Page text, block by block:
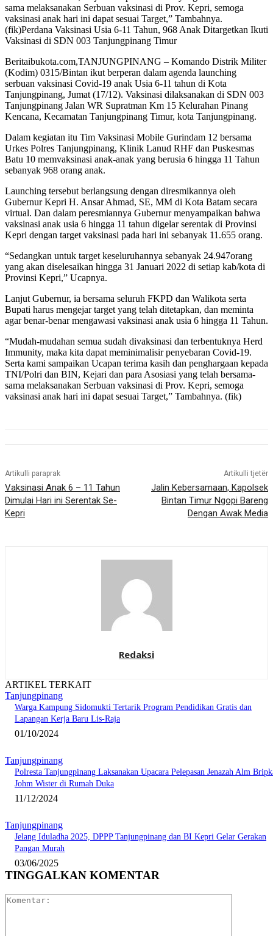
sama melaksanakan Serbuan vaksinasi di Prov. Kepri, semoga
vaksinasi anak hari ini dapat sesuai Target,” Tambahnya.
(fik)Perdana Vaksinasi Usia 6-11 Tahun, 968 Anak Ditargetkan Ikuti
Vaksinasi di SDN 003 Tanjungpinang Timur
Beritaibukota.com,TANJUNGPINANG – Komando Distrik Militer
(Kodim) 0315/Bintan ikut berperan dalam agenda launching
serbuan vaksinasi Covid-19 anak Usia 6-11 tahun di Kota
Tanjungpinang, Jumat (17/12). Vaksinasi dilaksanakan di SDN 003
Tanjungpinang Jalan WR Supratman Km 15 Kelurahan Pinang
Kencana, Kecamatan Tanjungpinang Timur, kota Tanjungpinang.
Dalam kegiatan itu Tim Vaksinasi Mobile Gurindam 12 bersama
Urkes Polres Tanjungpinang, Klinik Lanud RHF dan Puskesmas
Batu 10 memvaksinasi anak-anak yang berusia 6 hingga 11 Tahun
sebanyak 968 orang anak.
Launching tersebut berlangsung dengan diresmikannya oleh
Gubernur Kepri H. Ansar Ahmad, SE, MM di Kota Batam secara
virtual. Dan dalam peresmiannya Gubernur menyampaikan bahwa
vaksinasi anak usia 6 hingga 11 tahun digelar serentak di Provinsi
Kepri dengan target vaksinasi pada hari ini sebanyak 11.655 orang.
“Sedangkan untuk target keseluruhannya sebanyak 24.947orang
yang akan diselesaikan hingga 31 Januari 2022 di setiap kab/kota di
Provinsi Kepri,” Ucapnya.
Lanjut Gubernur, ia bersama seluruh FKPD dan Walikota serta
Bupati harus mengejar target yang telah ditetapkan, dan meminta
agar benar-benar mengawasi vaksinasi anak usia 6 hingga 11 Tahun.
“Mudah-mudahan semua sudah divaksinasi dan terbentuknya Herd
Immunity, maka kita dapat meminimalisir penyebaran Covid-19.
Serta kami sampaikan Ucapan terima kasih dan penghargaan kepada
TNI/Polri dan BIN, Kejari dan para Asosiasi yang telah bersama-
sama melaksanakan Serbuan vaksinasi di Prov. Kepri, semoga
vaksinasi anak hari ini dapat sesuai Target,” Tambahnya. (fik)
Artikulli paraprak
Vaksinasi Anak 6 – 11 Tahun
Dimulai Hari ini Serentak Se-
Kepri
Artikulli tjetër
Jalin Kebersamaan, Kapolsek
Bintan Timur Ngopi Bareng
Dengan Awak Media
Redaksi
ARTIKEL TERKAIT
Tanjungpinang
Warga Kampung Sidomukti Tertarik Program Pendidikan Gratis dan
Lapangan Kerja Baru Lis-Raja
01/10/2024
Tanjungpinang
Polresta Tanjungpinang Laksanakan Upacara Pelepasan Jenazah Alm
Johm Wister di Rumah Duka
11/12/2024
Tanjungpinang
Jelang Iduladha 2025, DPPP Tanjungpinang dan BI Kepri Gelar Gerakan
Pangan Murah
03/06/2025
TINGGALKAN KOMENTAR